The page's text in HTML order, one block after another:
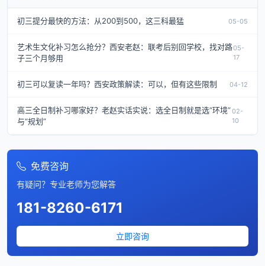
初三提分最快的方法：从200到500，这三科最猛 05-05
艺术生文化补习怎么抢分？西安老赵：联考后别回学校，找对路
子三个月够用
05-
17
初三可以复读一年吗？西安政策解读：可以，但有这些限制 04-12
高三全日制补习哪家好？老赵实话实说：选全日制就是选“环境”
与“规划”
02-
10
免费咨询
有疑问？专业老师为您解答
181-8260-6171
立即咨询